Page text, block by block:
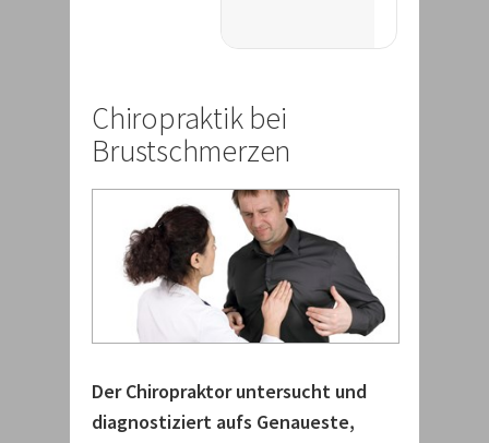
Chiropraktik bei
Brustschmerzen
Der Chiropraktor untersucht und
diagnostiziert aufs Genaueste,